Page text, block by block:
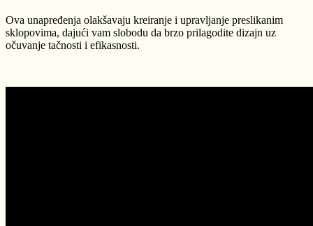
Ova unapređenja olakšavaju kreiranje i upravljanje preslikanim
sklopovima, dajući vam slobodu da brzo prilagodite dizajn uz
očuvanje tačnosti i efikasnosti.